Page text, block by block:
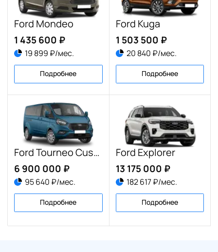
Ford Mondeo
1 435 600 ₽
19 899 ₽/мес.
Подробнее
Ford Kuga
1 503 500 ₽
20 840 ₽/мес.
Подробнее
Ford Tourneo Custom рестайлинг
6 900 000 ₽
95 640 ₽/мес.
Подробнее
Ford Explorer
13 175 000 ₽
182 617 ₽/мес.
Подробнее